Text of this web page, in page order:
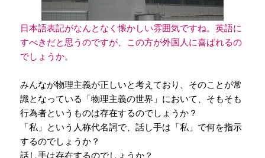
日本語表記がなんとなく懐かしい雰囲気ですね。英語に
すべきだと思うのですが、この方が外国人に喜ばれるの
でしょうか。
みんなが物理主義が正しいと考えており、そのことが常
識となっている「物理主義の世界」において、そもそも
行為者というものは存在するのでしょうか？
「私」という人称代名詞で、話し手は「私」で何を指示
するのでしょうか？
話し手は存在するのでしょうか？